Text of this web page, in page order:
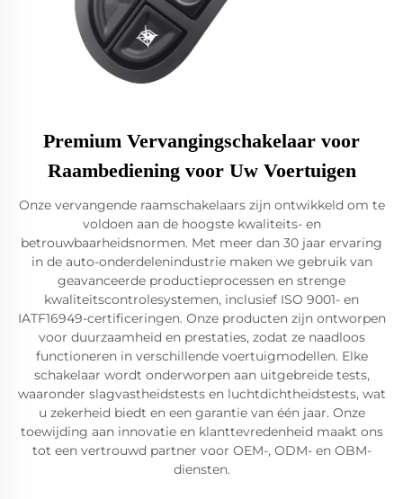
Premium Vervangingschakelaar voor
Raambediening voor Uw Voertuigen
Onze vervangende raamschakelaars zijn ontwikkeld om te
voldoen aan de hoogste kwaliteits- en
betrouwbaarheidsnormen. Met meer dan 30 jaar ervaring
in de auto-onderdelenindustrie maken we gebruik van
geavanceerde productieprocessen en strenge
kwaliteitscontrolesystemen, inclusief ISO 9001- en
IATF16949-certificeringen. Onze producten zijn ontworpen
voor duurzaamheid en prestaties, zodat ze naadloos
functioneren in verschillende voertuigmodellen. Elke
schakelaar wordt onderworpen aan uitgebreide tests,
waaronder slagvastheidstests en luchtdichtheidstests, wat
u zekerheid biedt en een garantie van één jaar. Onze
toewijding aan innovatie en klanttevredenheid maakt ons
tot een vertrouwd partner voor OEM-, ODM- en OBM-
diensten.